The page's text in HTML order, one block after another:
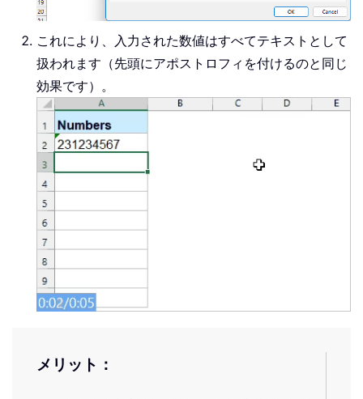
これにより、入力された数値はすべてテキストとして
扱われます（先頭にアポストロフィを付けるのと同じ
効果です）。
メリット：